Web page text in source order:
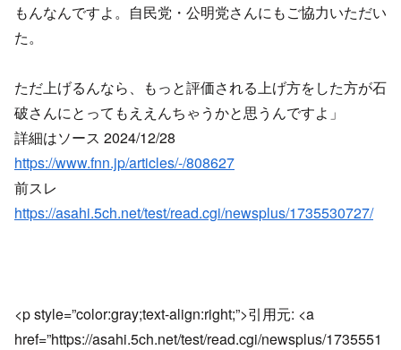
もんなんですよ。自民党・公明党さんにもご協力いただい
た。
ただ上げるんなら、もっと評価される上げ方をした方が石
破さんにとってもええんちゃうかと思うんですよ」
詳細はソース 2024/12/28
https://www.fnn.jp/articles/-/808627
前スレ
https://asahi.5ch.net/test/read.cgi/newsplus/1735530727/
<p style=”color:gray;text-align:right;”>引用元: <a
href=”https://asahi.5ch.net/test/read.cgi/newsplus/1735551